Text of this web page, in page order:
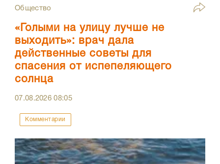
Общество
«Голыми на улицу лучше не
выходить»: врач дала
действенные советы для
спасения от испепеляющего
солнца
07.08.202608:05
Комментарии